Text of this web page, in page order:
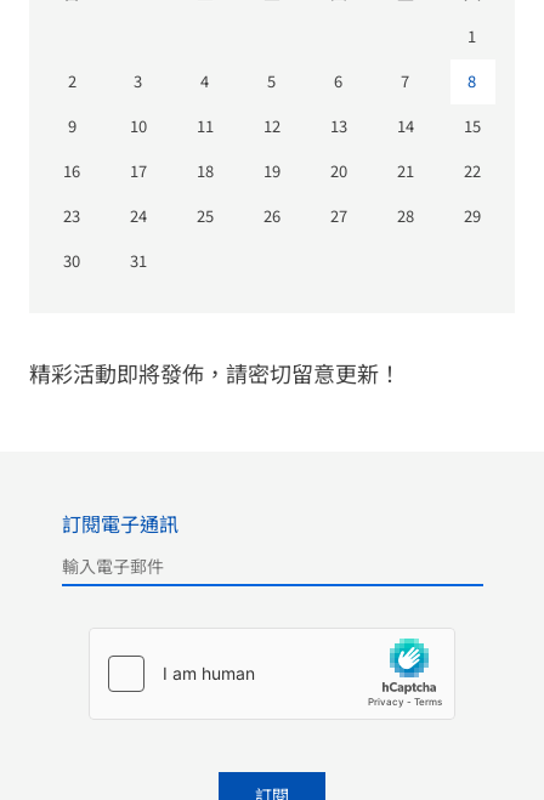
寅恪的最後二十年》（三十周年紀念版）作者：陸鍵
幣188元點擊線上購買
1
2
3 4 5 6 7
8
9
10 11 12 13 14
15
16
17 18 19 20 21
22
23
24 25 26 27 28
29
30
31
精彩活動即將發佈，請密切留意更新！
訂閱電子通訊